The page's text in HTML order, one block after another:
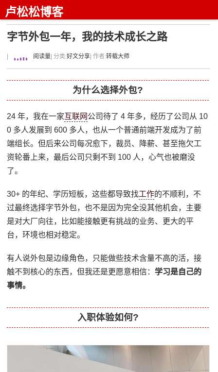
卢松松博客
字节外包一年，我的技术成长之路
阅读量 | 分类:好文分享 | 作者:转载大师
为什么选择外包?
24 年，我在一家互联网 公司待了 4 年多，经历了公司从 10
0 多人发展到 600 多人，也从一个普通前端开发成为了前
端组长。但后来公司每况愈下，裁员、降薪、甚至拖欠工
资轮番上来，最后公司只剩不到 100 人，心气也被磨没
了。
30+ 的年纪、学历短板，这些都导致找工作的不顺利，不
过最终选择字节外包，也不是因为完全没其他机会，主要
是对大厂向往，比如能接触更有挑战的业务、更大的平
台，环境也相对稳定。
有人说外包是边缘角色，只能做些技术含量不高的活，接
触不到核心的东西，但我还是更愿意相信： 学习是自己的
事情。
入职体验如何?